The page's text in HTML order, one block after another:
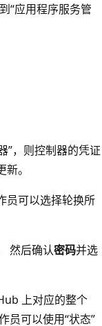
“应用程序服务管
”，则控制器的凭证
。
员可以选择轮换所
然后确认密码并选
上对应的整个
员可以使用“状态”